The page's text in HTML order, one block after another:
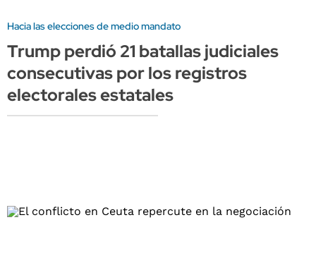
Hacia las elecciones de medio mandato
Trump perdió 21 batallas judiciales
consecutivas por los registros
electorales estatales